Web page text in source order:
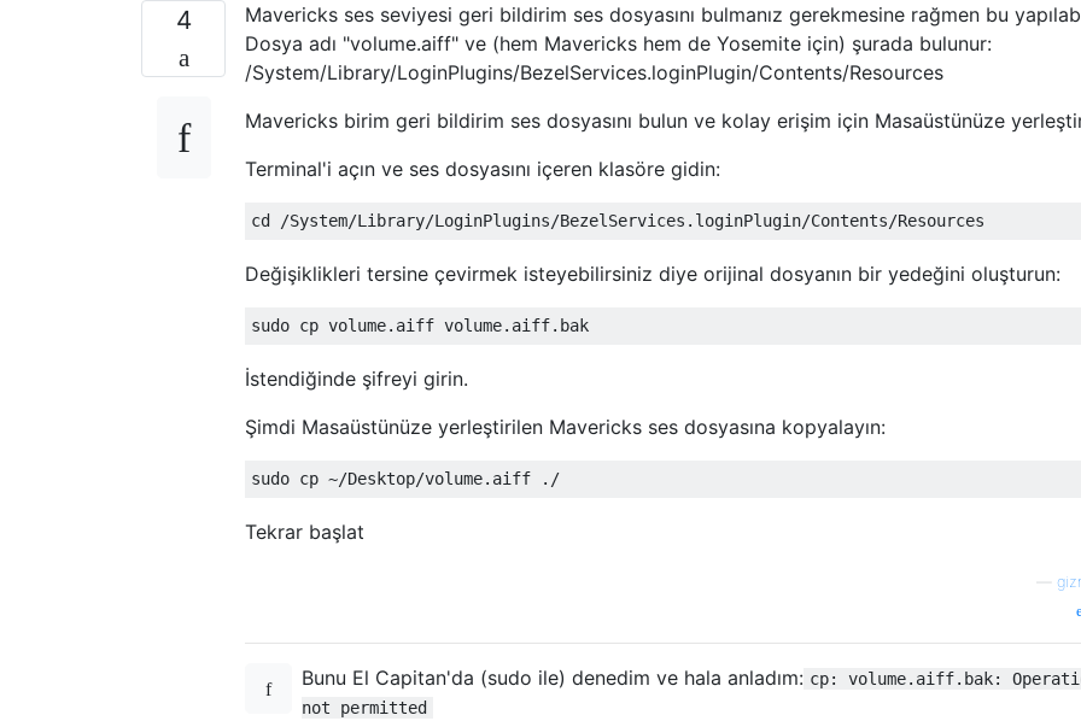
4
Mavericks ses seviyesi geri bildirim ses dosyasını bulmanız gerekmesine rağmen bu
Dosya adı "volume.aiff" ve (hem Mavericks hem de Yosemite için) şurada bulunur:
/System/Library/LoginPlugins/BezelServices.loginPlugin/Contents/Resources
Mavericks birim geri bildirim ses dosyasını bulun ve kolay erişim için Masaüstünüze
Terminal'i açın ve ses dosyasını içeren klasöre gidin:
Değişiklikleri tersine çevirmek isteyebilirsiniz diye orijinal dosyanın bir yedeğini oluşturun:
İstendiğinde şifreyi girin.
Şimdi Masaüstünüze yerleştirilen Mavericks ses dosyasına kopyalayın:
Tekrar başlat
Bunu El Capitan'da (sudo ile) denedim ve hala anladım: cp: volume.aiff.bak:
not permitted